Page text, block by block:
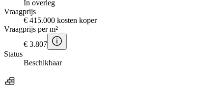
In overleg
Vraagprijs
€ 415.000 kosten koper
Vraagprijs per m²
€ 3.807
Status
Beschikbaar